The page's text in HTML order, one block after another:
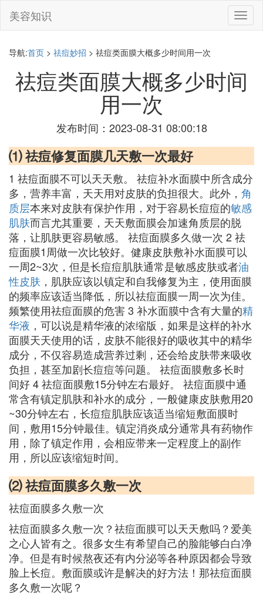
切
换
美容知识
导航:首页 > 祛痘妙招 > 祛痘类面膜大概多少时间用一次
祛痘类面膜大概多少时间
用一次
发布时间：2023-08-31 08:00:18
⑴ 祛痘修复面膜几天敷一次最好
1 祛痘面膜不可以天天敷。 祛痘补水面膜中所含成分
多，营养丰富，天天用对皮肤的负担很大。此外， 角
质层本来对皮肤有保护作用，对于容易长痘痘的敏感
肌肤而言尤其重要，天天敷面膜会加速角质层的脱
落，让肌肤更容易敏感。 祛痘面膜多久做一次 2 祛
痘面膜1周做一次比较好。健康皮肤敷补水面膜可以
一周2~3次，但是长痘痘肌肤通常是敏感皮肤或者油
性皮肤 ，肌肤应该以镇定和自我修复为主，使用面膜
的频率应该适当降低，所以祛痘面膜一周一次为佳。
频繁使用祛痘面膜的危害 3 补水面膜中含有大量的精
华液 ，可以说是精华液的浓缩版，如果是这样的补水
面膜天天使用的话，皮肤不能很好的吸收其中的精华
成分，不仅容易造成营养过剩，还会给皮肤带来吸收
负担，甚至加剧长痘痘等问题。 祛痘面膜敷多长时
间好 4 祛痘面膜敷15分钟左右最好。 祛痘面膜中通
常含有镇定肌肤和补水的成分，一般健康皮肤敷用20
~30分钟左右，长痘痘肌肤应该适当缩短敷面膜时
间，敷用15分钟最佳。镇定消炎成分通常具有药物作
用，除了镇定作用，会相应带来一定程度上的副作
用，所以应该缩短时间。
⑵ 祛痘面膜多久敷一次
祛痘面膜多久敷一次
祛痘面膜多久敷一次？祛痘面膜可以天天敷吗？爱美
之心人皆有之。很多女生有希望自己的脸能够白白净
净。但是有时候熬夜还有内分泌等各种原因都会导致
脸上长痘。敷面膜或许是解决的好方法！那祛痘面膜
多久敷一次呢？